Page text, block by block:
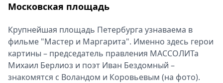
Московская площадь
Крупнейшая площадь Петербурга узнаваема в
фильме "Мастер и Маргарита". Именно здесь герои
картины – председатель правления МАССОЛИТа
Михаил Берлиоз и поэт Иван Бездомный –
знакомятся с Воландом и Коровьевым (на фото).